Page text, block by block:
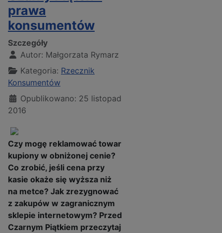
prawa
konsumentów
Szczegóły
Autor: Małgorzata Rymarz
Kategoria: Rzecznik
Konsumentów
Opublikowano: 25 listopad
2016
Czy mogę reklamować towar
kupiony w obniżonej cenie?
Co zrobić, jeśli cena przy
kasie okaże się wyższa niż
na metce? Jak zrezygnować
z zakupów w zagranicznym
sklepie internetowym? Przed
Czarnym Piątkiem przeczytaj